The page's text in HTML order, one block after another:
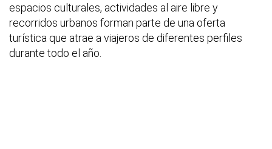
espacios culturales, actividades al aire libre y
recorridos urbanos forman parte de una oferta
turística que atrae a viajeros de diferentes perfiles
durante todo el año.